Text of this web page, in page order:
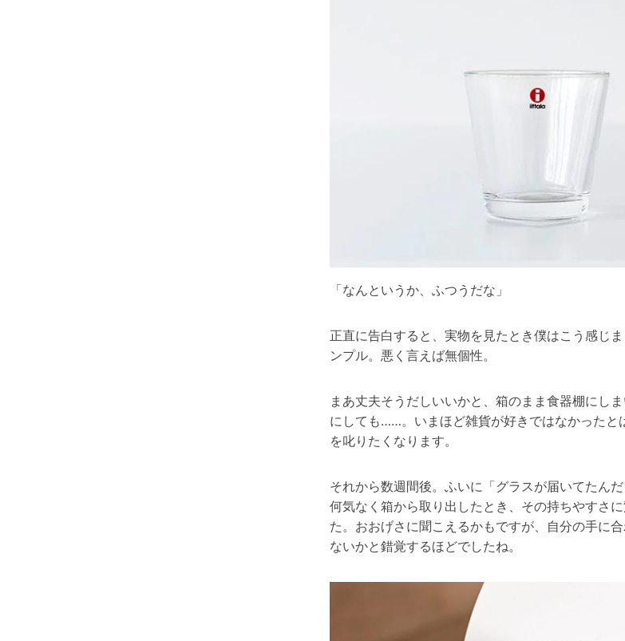
「なんというか、ふつうだな」
正直に告白すると、実物を見たとき僕はこう感じ
ンプル。悪く言えば無個性。
まあ丈夫そうだしいいかと、箱のまま食器棚にし
にしても……。いまほど雑貨が好きではなかったと
を叱りたくなります。
それから数週間後。ふいに「グラスが届いてたんだ
何気なく箱から取り出したとき、その持ちやすさ
た。おおげさに聞こえるかもですが、自分の手に
ないかと錯覚するほどでしたね。